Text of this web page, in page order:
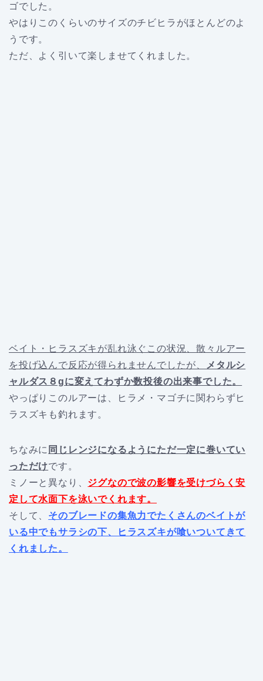
ゴでした。
やはりこのくらいのサイズのチビヒラがほとんどのよ
うです。
ただ、よく引いて楽しませてくれました。
ベイト・ヒラスズキが乱れ泳ぐこの状況、散々ルアー
を投げ込んで反応が得られませんでしたが、
メタルシ
ャルダス８gに変えてわずか数投後の出来事でした。
やっぱりこのルアーは、ヒラメ・マゴチに関わらずヒ
ラスズキも釣れます。
ちなみに 同じレンジになるようにただ一定に巻いてい
っただけです。
ミノーと異なり、 ジグなので波の影響を受けづらく安
定して水面下を泳いでくれます。
そして、 そのブレードの集魚力でたくさんのベイトが
いる中でもサラシの下、ヒラスズキが喰いついてきて
くれました。